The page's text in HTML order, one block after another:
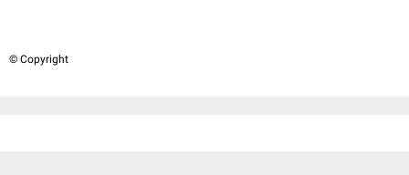
© Copyright